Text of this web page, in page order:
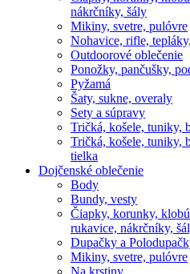
nákrčníky, šály
Mikiny, svetre, pulóvre
Nohavice, rifle,
Outdoorové oblečenie
Ponožky, pančušky,
Pyžamá
Šaty, sukne, overaly
Sety a súpravy
Tričká, košele, tuniky,
Tričká, košele, tuniky,
tielka
Dojčenské oblečenie
Body
Bundy, vesty
Čiapky, korunky,
rukavice, nákrčníky,
Dupačky a
Mikiny, svetre, pulóvre